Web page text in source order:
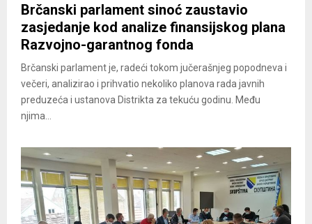
Brčanski parlament sinoć zaustavio
zasjedanje kod analize finansijskog plana
Razvojno-garantnog fonda
Brčanski parlament je, radeći tokom jučerašnjeg popodneva i
večeri, analizirao i prihvatio nekoliko planova rada javnih
preduzeća i ustanova Distrikta za tekuću godinu. Među
njima...